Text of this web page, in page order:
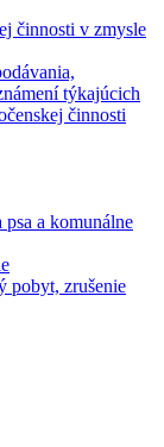
činnosti v zmysle
týkajúcich
činnosti
a komunálne
pobyt, zrušenie